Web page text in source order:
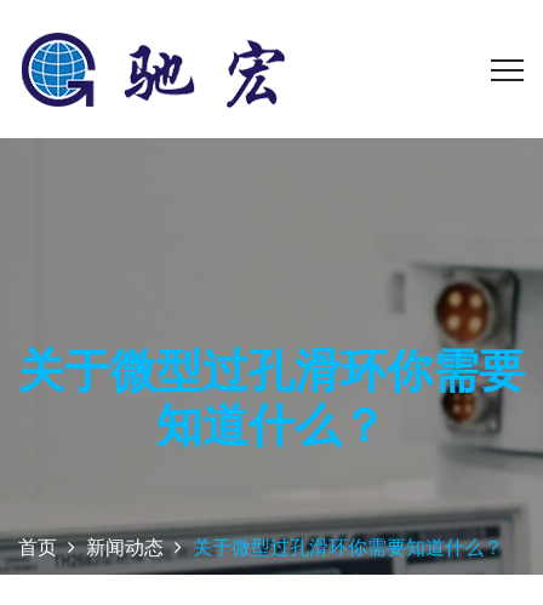
关于微型过孔滑环你需要
知道什么？
首页 新闻动态 关于微型过孔滑环你需要知道什么？